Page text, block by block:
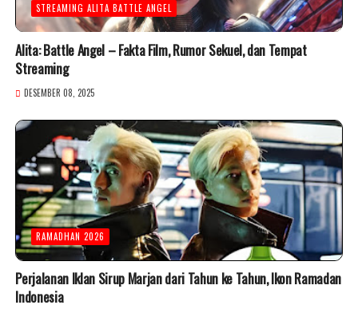
STREAMING ALITA BATTLE ANGEL
Alita: Battle Angel – Fakta Film, Rumor Sekuel, dan Tempat
Streaming
DESEMBER 08, 2025
RAMADHAN 2026
Perjalanan Iklan Sirup Marjan dari Tahun ke Tahun, Ikon Ramadan
Indonesia